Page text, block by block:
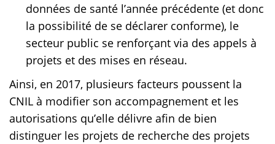
données de santé l’année précédente (et donc
la possibilité de se déclarer conforme), le
secteur public se renforçant via des appels à
projets et des mises en réseau.
Ainsi, en 2017, plusieurs facteurs poussent la
CNIL à modifier son accompagnement et les
autorisations qu’elle délivre afin de bien
distinguer les projets de recherche des projets